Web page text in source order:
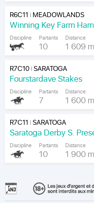
R6C11 | MEADOWLANDS
Discipline Partants
10
Distance
1 609 m
R7C10|SARATOGA
Fourstardave Stakes
Discipline Partants
7
Distance
1 600 m
R7C11 |SARATOGA
Saratoga Derby S.
Discipline Partants
10
Distance
1 900 m